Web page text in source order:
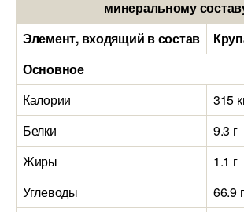
минеральному
Элемент, входящий в состав
Основное
Калории
315
Белки
9.3 г
Жиры
1.1 г
Углеводы
66.9 г